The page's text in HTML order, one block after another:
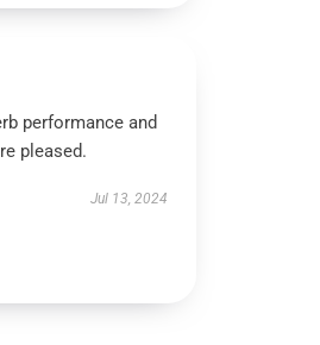
performance and
pleased.
Jul 13, 2024